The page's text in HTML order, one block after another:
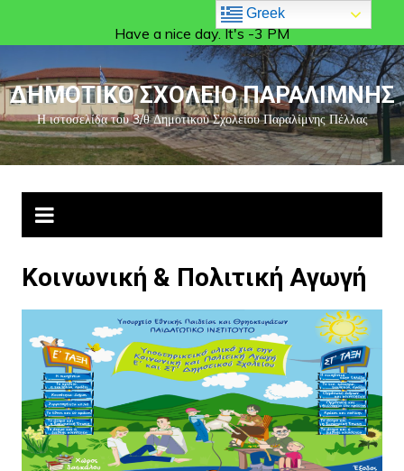
Have a nice day. It's -3 PM
ΔΗΜΟΤΙΚΟ ΣΧΟΛΕΙΟ ΠΑΡΑΛΙΜΝΗΣ
Η ιστοσελίδα του 3/θ Δημοτικού Σχολείου Παραλίμνης Πέλλας
Κοινωνική & Πολιτική Αγωγή
Greek